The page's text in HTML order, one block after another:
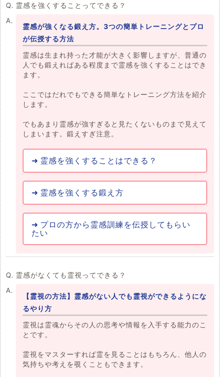
霊感を強くすることってできる？
霊感が強くなる鍛え方。3つの簡単トレーニングとプロ
が伝授する方法
霊感は生まれ持った才能が大きく影響しますが、普通の
人でも鍛えればある程度まで霊感を強くすることはでき
ます。
ここではだれでもできる簡単なトレーニング方法を紹介
します。
でもあまり霊感が強すぎると見たくないものまで見えて
しまいます。鍛えすぎ注意。
霊感を強くすることはできる？
霊感を強くする鍛え方
プロの方から霊感訓練を伝授してもらい
たい
霊感がなくても霊視ってできる？
【霊視の方法】霊感がない人でも霊視ができるようにな
るやり方
霊視は霊魂からその人の思考や情報を入手する能力のこ
とです。
霊視をマスターすれば霊を見ることはもちろん、他人の
気持ちや考えを覗くこともできます。